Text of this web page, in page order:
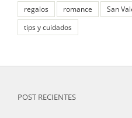
regalos
romance San
tips y cuidados
POST RECIENTES